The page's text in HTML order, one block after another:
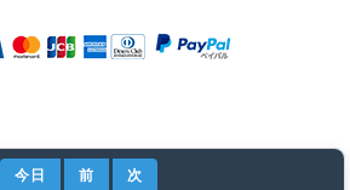
今日 前 次